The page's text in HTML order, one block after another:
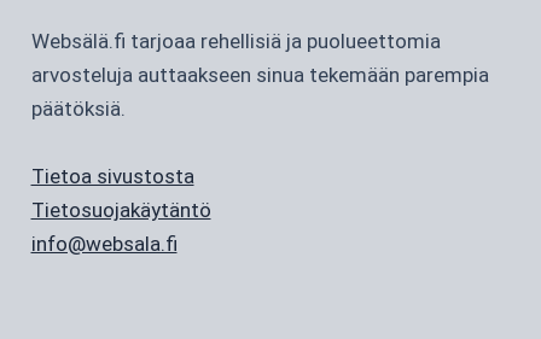
Websälä.fi tarjoaa rehellisiä ja puolueettomia
arvosteluja auttaakseen sinua tekemään parempia
päätöksiä.
Tietoa sivustosta
Tietosuojakäytäntö
info@websala.fi